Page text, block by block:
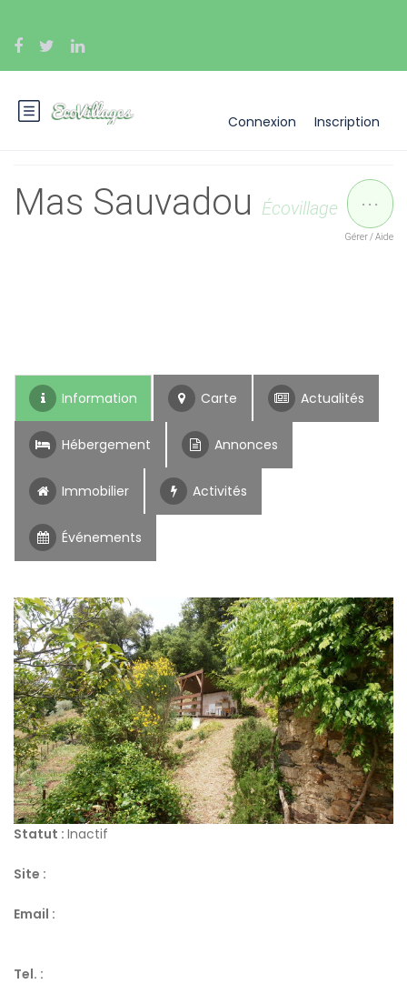
Connexion Inscription
...
Gérer / Aide
Mas Sauvadou Écovillage
Information Carte Actualités
Hébergement Annonces
Immobilier Activités
Événements
Statut : Inactif
Site :
Email :
Tel. :